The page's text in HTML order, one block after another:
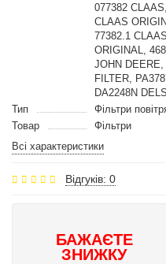
077382
CLAAS
77382.1
ORIGINAL,
JOHN
FILTER,
DA2248N
Тип
Фільтри
Товар
Фільтри
Всі характеристики
Відгуків: 0
БАЖАЄТЕ
ЗНИЖКУ